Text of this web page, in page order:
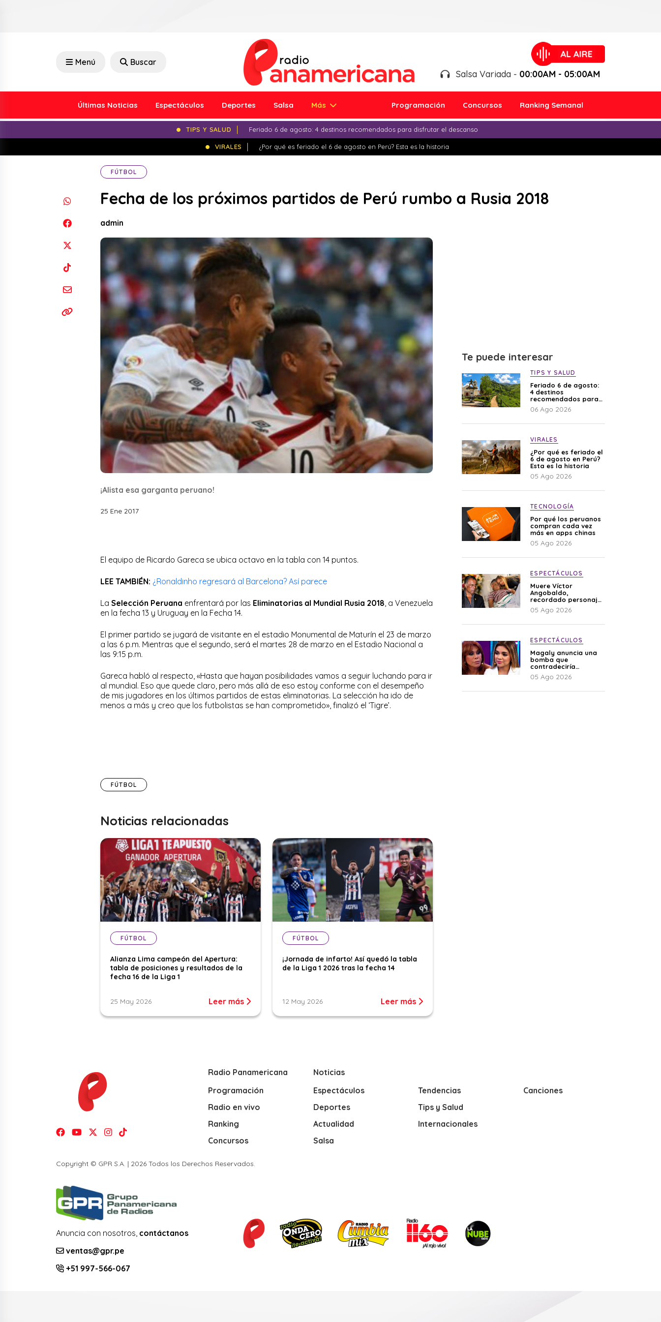
Menú Buscar
Salsa Variada - 00:00AM - 05:00AM
Últimas Noticias Espectáculos Deportes Salsa Más Programación Concursos Ranking Semanal
TIPS Y SALUD Feriado 6 de agosto: 4 destinos recomendados para disfrutar el descanso
VIRALES ¿Por qué es feriado el 6 de agosto en Perú? Esta es la historia
FÚTBOL
Fecha de los próximos partidos de Perú rumbo a Rusia 2018
admin
¡Alista esa garganta peruano!
25 Ene 2017
El equipo de Ricardo Gareca se ubica octavo en la tabla con 14 puntos.
LEE TAMBIÉN: ¿Ronaldinho regresará al Barcelona? Así parece
La Selección Peruana enfrentará por las Eliminatorias al Mundial Rusia 2018 , a Venezuela
en la fecha 13 y Uruguay en la Fecha 14.
El primer partido se jugará de visitante en el estadio Monumental de Maturín el 23 de marzo
a las 6 p.m. Mientras que el segundo, será el martes 28 de marzo en el Estadio Nacional a
las 9:15 p.m.
Gareca habló al respecto, «Hasta que hayan posibilidades vamos a seguir luchando para ir
al mundial. Eso que quede claro, pero más allá de eso estoy conforme con el desempeño
de mis jugadores en los últimos partidos de estas eliminatorias. La selección ha ido de
menos a más y creo que los futbolistas se han comprometido», finalizó el ‘Tigre’.
FÚTBOL
Noticias relacionadas
FÚTBOL
Alianza Lima campeón del Apertura:
tabla de posiciones y resultados de la
fecha 16 de la Liga 1
25 May 2026 Leer más
FÚTBOL
¡Jornada de infarto! Así quedó la tabla
de la Liga 1 2026 tras la fecha 14
12 May 2026 Leer más
Te puede interesar
TIPS Y SALUD
Feriado 6 de agosto:
4 destinos
recomendados para
disfrutar el descanso
06 Ago 2026
VIRALES
¿Por qué es feriado el
6 de agosto en Perú?
Esta es la historia
05 Ago 2026
TECNOLOGÍA
Por qué los peruanos
compran cada vez
más en apps chinas
05 Ago 2026
ESPECTÁCULOS
Muere Víctor
Angobaldo,
recordado personaje
de la farándula y
expareja de Shirley
05 Ago 2026
ESPECTÁCULOS
Magaly anuncia una
bomba que
contradeciría
comunicado de La
Bella Luz: “Hay un
05 Ago 2026
Radio Panamericana
Programación
Radio en vivo
Ranking
Concursos
Noticias
Espectáculos
Deportes
Actualidad
Salsa
Tendencias
Tips y Salud
Internacionales
Canciones
Copyright © GPR S.A. | 2026 Todos los Derechos Reservados.
Anuncia con nosotros, contáctanos
ventas@gpr.pe
+51 997-566-067